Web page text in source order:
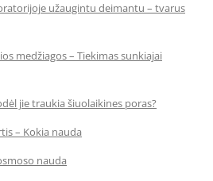
užaugintu deimantu – tvarus
medžiagos – Tiekimas sunkiajai
jie traukia šiuolaikines poras?
– Kokia nauda
nauda